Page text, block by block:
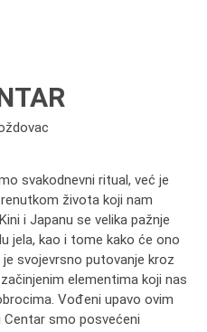
svakodnevni ritual, već je
života koji nam
i Japanu se velika pažnje
jela, kao i tome kako će ono
svojevrsno putovanje kroz
elementima koji nas
Vođeni upavo ovim
Centar smo posvećeni